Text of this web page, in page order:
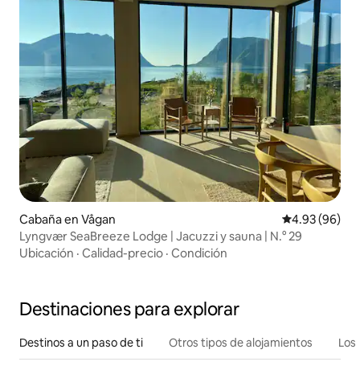
Cabaña en Vågan Calificación
4.93 (96)
Lyngvær SeaBreeze Lodge | Jacuzzi y sauna | N.° 29
Ubicación · Calidad-precio · Condición
Destinaciones para explorar
Destinos a un paso de ti Otros tipos de alojamientos